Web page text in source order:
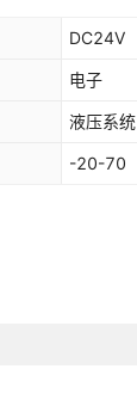
DC24V
电子
液压系统
-20-70